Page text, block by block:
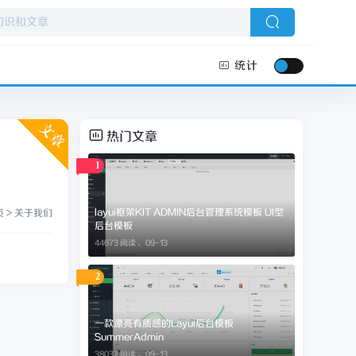
统计
> 关于我们
热门文章
1
layui框架KIT ADMIN后台管理系统模板 UI型
后台模板
44673 阅读 ， 09-13
2
一款漂亮有质感的Layui后台模板
SummerAdmin
38037 阅读 ，09-13